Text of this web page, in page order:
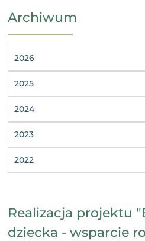
Archiwum
2026
2025
2024
2023
2022
Realizacja projektu
dziecka - wsparcie